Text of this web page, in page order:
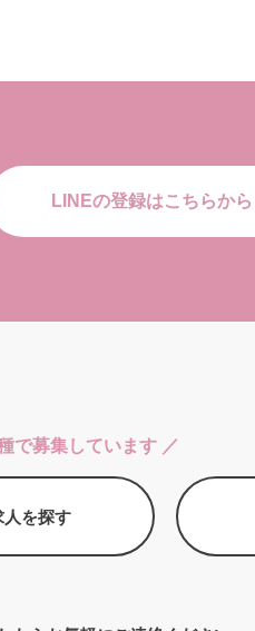
LINEの登録はこちらから
で募集しています ／
人を探す